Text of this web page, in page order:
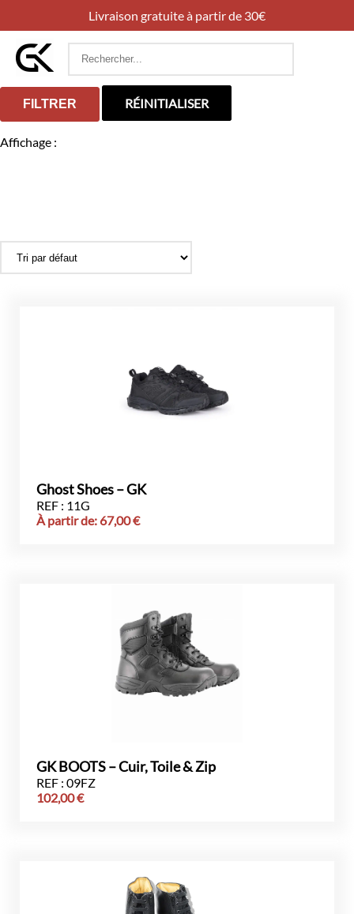
Livraison gratuite à partir de 30€
Rechercher
FILTRER RÉINITIALISER
Affichage :
Ghost Shoes – GK
REF : 11G
À partir de: 67,00€
GK BOOTS – Cuir, Toile & Zip
REF : 09FZ
102,00€